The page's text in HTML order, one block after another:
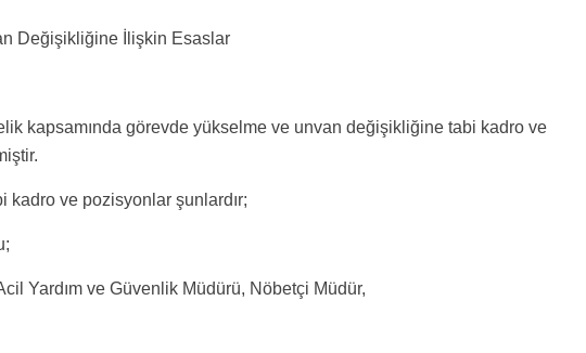
Değişikliğine İlişkin Esaslar
kapsamında görevde yükselme ve unvan değişikliğine tabi kadro ve
kadro ve pozisyonlar şunlardır;
Yardım ve Güvenlik Müdürü, Nöbetçi Müdür,